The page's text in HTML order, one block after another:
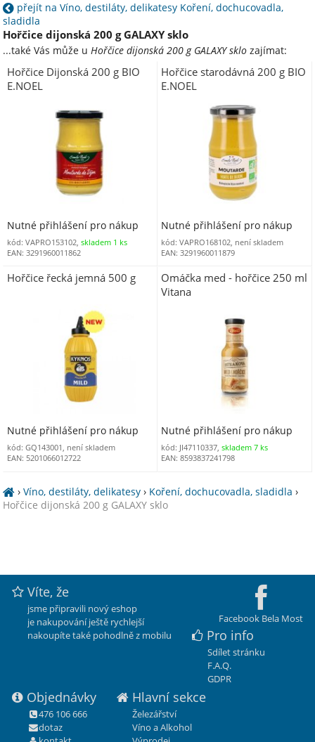
přejít na Víno, destiláty, delikatesy Koření, dochucovadla,
sladidla
Hořčice dijonská 200 g GALAXY sklo
...také Vás může uHořčice dijonská 200 g GALAXY sklo zajímat:
Hořčice Dijonská 200 g BIO
E.NOEL
Nutné přihlášení pro nákup
kód: VAPRO153102, skladem 1 ks
EAN: 3291960011862
Hořčice starodávná 200 g BIO
E.NOEL
Nutné přihlášení pro nákup
kód: VAPRO168102, není skladem
EAN: 3291960011879
Hořčice řecká jemná 500 g
Nutné přihlášení pro nákup
kód: GQ143001, není skladem
EAN: 5201066012722
Omáčka med - hořčice 250 ml
Vitana
Nutné přihlášení pro nákup
kód: JI47110337,skladem 7 ks
EAN: 8593837241798
›Víno, destiláty, delikatesy › Koření, dochucovadla, sladidla ›
Hořčice dijonská 200 g GALAXY sklo
Facebook Bela Most
Víte, že
jsme připravili nový eshop
je nakupování ještě rychlejší
nakoupíte také pohodlně z mobilu
Pro info
Sdílet stránku
F.A.Q.
GDPR
Objednávky
476 106 666
dotaz
Hlavní sekce
Železářství
Víno a Alkohol